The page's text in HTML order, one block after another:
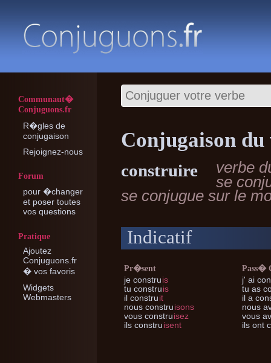
Communaut�
Conjuguons.fr
R�gles de
conjugaison
Rejoignez-nous
Forum
pour �changer
et poser toutes
vos questions
Pratique
Ajoutez
Conjuguons.fr
� vos favoris
Widgets
Webmasters
Conjugaison
construire
verbe
se
se conjugue sur le
Indicatif
Pr�sent
je construis
tu construis
il construit
nous construisons
vous construisez
ils construisent
Pass�
j' ai
tu as
il a
nous
vous
ils ont